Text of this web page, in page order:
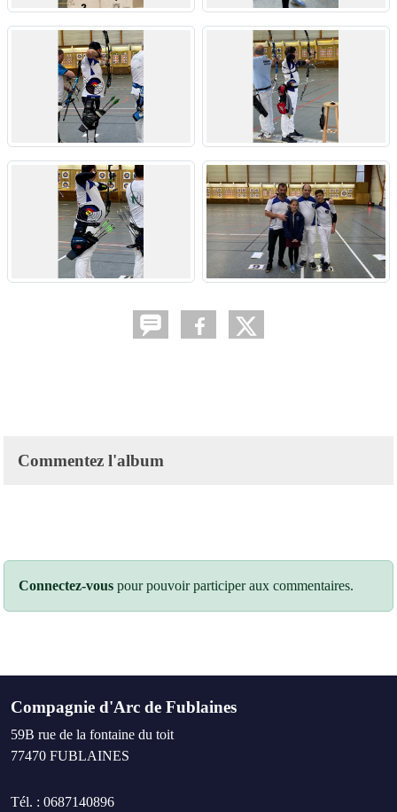
Commentez l'album
Connectez-vous pour pouvoir participer aux commentaires.
Compagnie d'Arc de Fublaines
59B rue de la fontaine du toit
77470 FUBLAINES
Tél. : 0687140896